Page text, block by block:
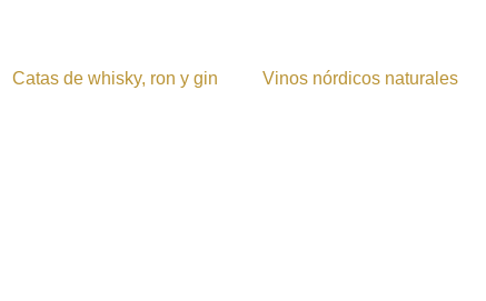
Catas de whisky, ron y gin Vinos nórdicos naturales